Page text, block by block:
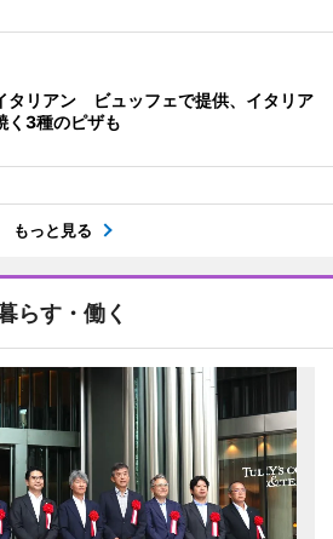
タリアン ビュッフェで提供、イタリア
く3種のピザも
もっと見る
らす・働く